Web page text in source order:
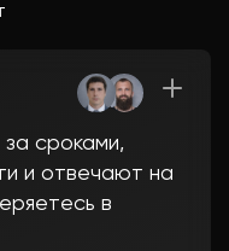
сроками,
и отвечают на
в